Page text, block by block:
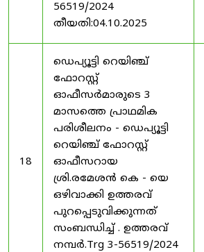
56519/2024
തീയതി:04.10.2025
18
ഡെപ്യൂട്ടി റെയിഞ്ച്
ഫോറസ്റ്റ്
ഓഫീസർമാരുടെ 3
മാസത്തെ പ്രാഥമിക
പരിശീലനം - ഡെപ്യൂട്ടി
റെയിഞ്ച് ഫോറസ്റ്റ്
ഓഫീസറായ
ശ്രി.രമേശൻ കെ - യെ
ഒഴിവാക്കി ഉത്തരവ്
പുറപ്പെടുവിക്കുന്നത്
സംബന്ധിച്ച് . ഉത്തരവ്
നമ്പർ.Trg 3-56519/2024